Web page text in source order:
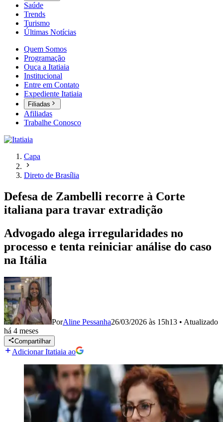
Saúde
Trends
Turismo
Últimas Notícias
Quem Somos
Programação
Ouça a Itatiaia
Institucional
Entre em Contato
Expediente Itatiaia
Filiadas
Afiliadas
Trabalhe Conosco
Capa
Direto de Brasília
Defesa de Zambelli recorre à Corte
italiana para travar extradição
Advogado alega irregularidades no
processo e tenta reiniciar análise do caso
na Itália
PorAline Pessanha26/03/2026 às 15h13 • Atualizado
há 4 meses
Compartilhar
Adicionar Itatiaia ao